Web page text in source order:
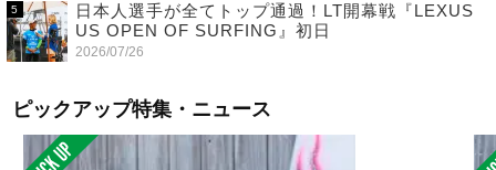
日本人選手が全てトップ通過！LT開幕戦『LEXUS
US OPEN OF SURFING』初日
2026/07/26
ピックアップ特集・ニュース